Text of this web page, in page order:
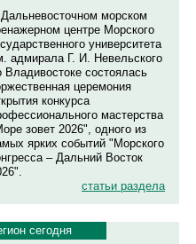
морском
центре Морского
университета
адмирала Г. И. Невельского
Владивостоке состоялась
церемония
конкурса
мастерства
зовет 2026", одного из
ярких событий "Морского
– Дальний Восток
статьи раздела
сегодня